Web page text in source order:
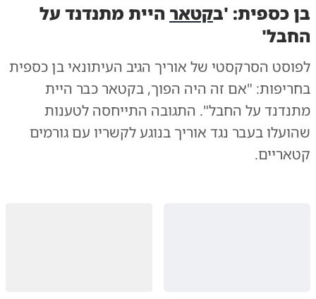
בן כספית: 'בקטאר היית מתנדנד על
החבל'
לפוסט הסרקסטי של אוריך הגיב העיתונאי בן כספית
בחריפות: "אם זה היה הפוך, בקטאר כבר היית
מתנדנד על החבל". התגובה התייחסה לטענות
שהועלו בעבר נגד אוריך בנוגע לקשריו עם גורמים
קטאריים.